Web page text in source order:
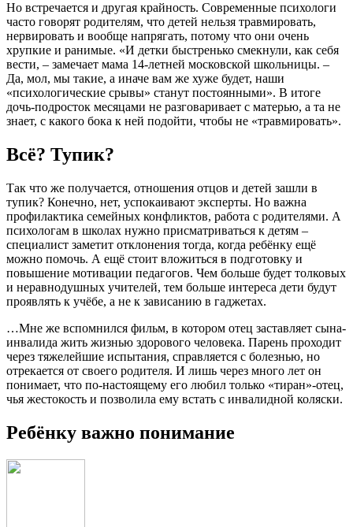
Но встречается и другая крайность. Современные психологи
часто говорят родителям, что детей нельзя травмировать,
нервировать и вообще напрягать, потому что они очень
хрупкие и ранимые. «И детки быстренько смекнули, как себя
вести, – замечает мама 14-летней московской школьницы. –
Да, мол, мы такие, а иначе вам же хуже будет, наши
«психологические срывы» станут постоянными». В итоге
дочь-подросток месяцами не разговаривает с матерью, а та не
знает, с какого бока к ней подойти, чтобы не «травмировать».
Всё? Тупик?
Так что же получается, отношения отцов и детей зашли в
тупик? Конечно, нет, успокаивают эксперты. Но важна
профилактика семейных конфликтов, работа с родителями. А
психологам в школах нужно присматриваться к детям –
специалист заметит отклонения тогда, когда ребёнку ещё
можно помочь. А ещё стоит вложиться в подготовку и
повышение мотивации педагогов. Чем больше будет толковых
и неравнодушных учителей, тем больше интереса дети будут
проявлять к учёбе, а не к зависанию в гаджетах.
…Мне же вспомнился фильм, в котором отец заставляет сына-
инвалида жить жизнью здорового человека. Парень проходит
через тяжелейшие испытания, справляется с болезнью, но
отрекается от своего родителя. И лишь через много лет он
понимает, что по-настоящему его любил только «тиран»-отец,
чья жестокость и позволила ему встать с инвалидной коляски.
Ребёнку важно понимание